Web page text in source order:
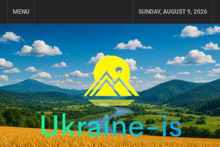
MENU SUNDAY, AUGUST 9, 2026